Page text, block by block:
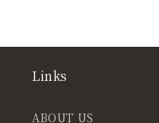
格
Links
ABOUT US